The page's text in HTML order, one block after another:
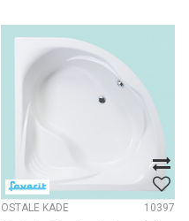
OSTALE KADE 10397